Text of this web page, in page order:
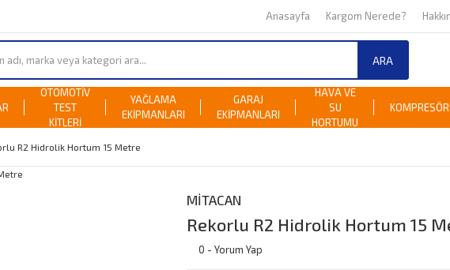
Anasayfa Kargom Nerede?
ARA
OTOMOTİV
TEST
KİTLERİ
YAĞLAMA
EKİPMANLARI
GARAJ
EKİPMANLARI
HAVA VE
SU
HORTUMU
R2 Hidrolik Hortum 15 Metre
MİTACAN
Rekorlu R2 Hidrolik Hortum 15
0 - Yorum Yap